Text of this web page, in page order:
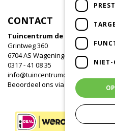
CONTACT
Tuincentrum de Oude Tol
Grintweg 360
6704 AS Wageningen
0317 - 41 08 35
info@tuincentrumdeoudetol.nl
Beoordeel ons via
Google
NIET-